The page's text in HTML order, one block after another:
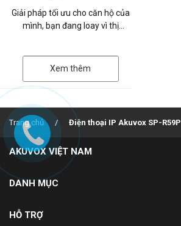
Giải pháp tối ưu cho căn hộ của
mình, bạn đang loay vì thị
Xem thêm
Trang chủ Điện thoại IP Akuvox SP-R59P
AKUVOX VIỆT NAM
Về chúng tôi
DANH MỤC
Giải pháp
HỖ TRỢ